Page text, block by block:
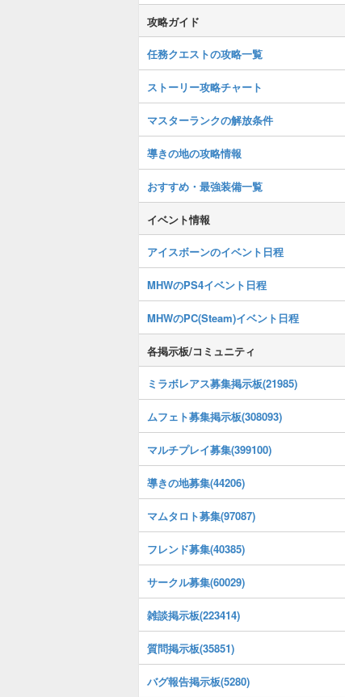
攻略ガイド
任務クエストの攻略一覧
ストーリー攻略チャート
マスターランクの解放条件
導きの地の攻略情報
おすすめ・最強装備一覧
イベント情報
アイスボーンのイベント日程
MHWのPS4イベント日程
MHWのPC(Steam)イベント日程
各掲示板/コミュニティ
ミラボレアス募集掲示板(21985)
ムフェト募集掲示板(308093)
マルチプレイ募集(399100)
導きの地募集(44206)
マムタロト募集(97087)
フレンド募集(40385)
サークル募集(60029)
雑談掲示板(223414)
質問掲示板(35851)
バグ報告掲示板(5280)